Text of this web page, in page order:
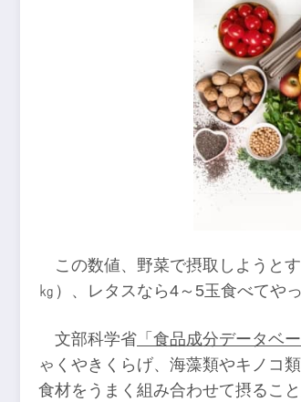
この数値、野菜で摂取しようと
㎏）、レタスなら4～5玉食べてや
文部科学省 「食品成分データベー
ゃくやきくらげ、海藻類やキノコ
食材をうまく組み合わせて摂ること